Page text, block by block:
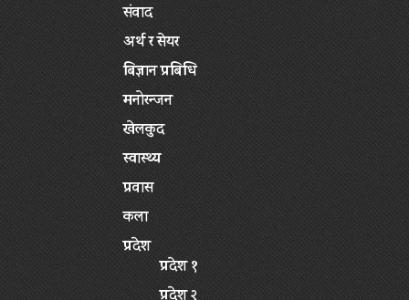
संवाद
अर्थ र सेयर
बिज्ञान प्रबिधि
मनोरन्जन
खेलकुद
स्वास्थ्य
प्रवास
कला
प्रदेश
प्रदेश १